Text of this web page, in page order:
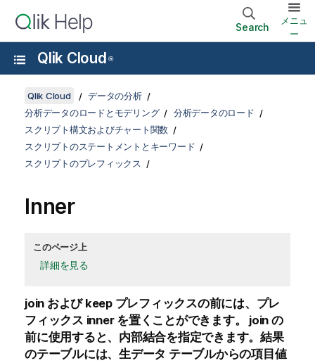
Search
メニュ
ー
Qlik Cloud ®
Qlik Cloud
データの分析
分析データのロードとモデリング
分析データのロード
スクリプト構文およびチャート関数
スクリプトのステートメントとキーワード
スクリプトのプレフィックス
Inner
このページ上
詳細を見る
join および keepプレフィックスの前には、プレ
フィックス innerを置くことができます。 join の
前に使用すると、内部結合を指定できます。結果
のテーブルには、生データ テーブルからの項目値